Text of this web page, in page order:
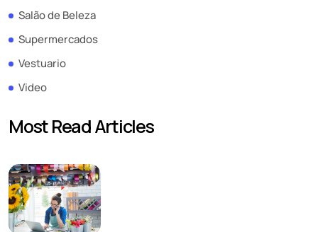
Salão de Beleza
Supermercados
Vestuario
Video
Most Read Articles